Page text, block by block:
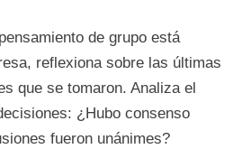
de grupo está
reflexiona sobre las últimas
que se tomaron. Analiza el
¿Hubo consenso
fueron unánimes?